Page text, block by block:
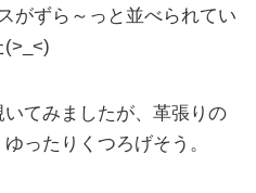
がずら～っと並べられてい
(>_<)
てみましたが、革張りの
ったりくつろげそう。